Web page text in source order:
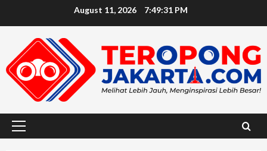
August 11, 2026 7:49:32 PM
Primary